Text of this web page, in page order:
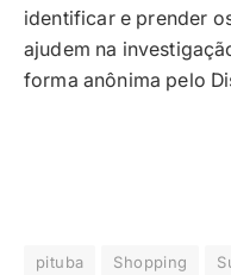
identificar e prender
ajudem na
forma anônima pelo
pituba Shopping